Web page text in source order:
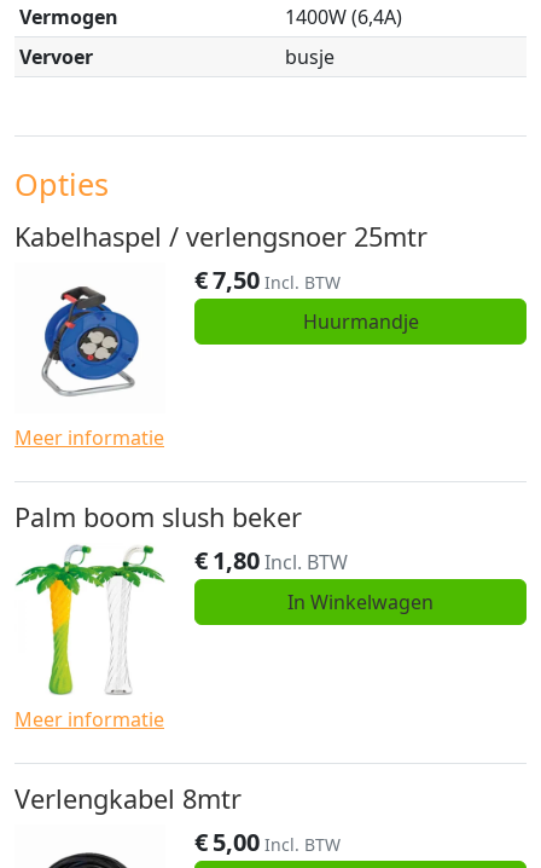
Vermogen
1400W (6,4A)
Vervoer
busje
Opties
Kabelhaspel / verlengsnoer 25mtr
€7,50 Incl. BTW
Huurmandje
Meer informatie
Palm boom slush beker
€1,80Incl. BTW
In Winkelwagen
Meer informatie
Verlengkabel 8mtr
€5,00 Incl. BTW